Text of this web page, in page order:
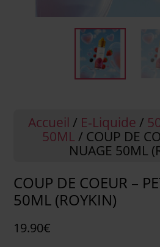
Accueil / E-Liquide /
50ML / COUP DE
NUAGE 50ML
COUP DE COEUR –
50ML (ROYKIN)
19.90€